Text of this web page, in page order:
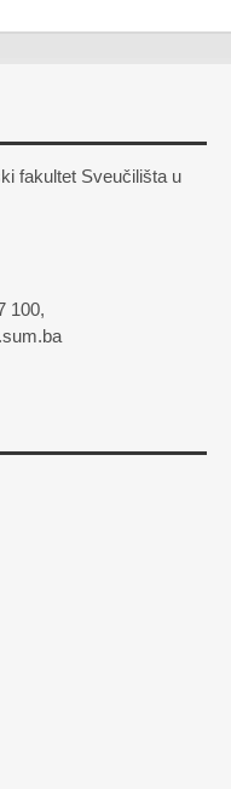
fakultet Sveučilišta u
100,